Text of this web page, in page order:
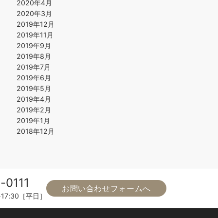
2020年4月
2020年3月
2019年12月
2019年11月
2019年9月
2019年8月
2019年7月
2019年6月
2019年5月
2019年4月
2019年2月
2019年1月
2018年12月
［平日］
お問い合わせフォームへ